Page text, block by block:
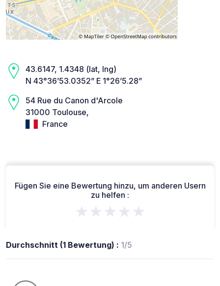
43.6147, 1.4348 (lat, lng)
N 43°36’53.0352” E 1°26’5.28”
54 Rue du Canon d'Arcole
31000 Toulouse,
France
Fügen Sie eine Bewertung hinzu, um anderen Usern
zu helfen :
★★★★★
Durchschnitt (1 Bewertung) : 1/5